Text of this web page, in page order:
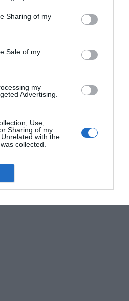
Sharing of my
Sale of my
my
Advertising.
Use,
Sharing of my
with the
collected.